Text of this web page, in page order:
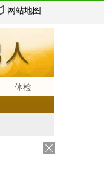
网站地图
体检